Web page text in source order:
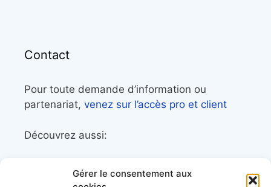
Gérer le consentement aux
Contact
Pour toute demande d’information ou
partenariat, venez sur l’accès pro et client
Découvrez aussi:
librairie maritime